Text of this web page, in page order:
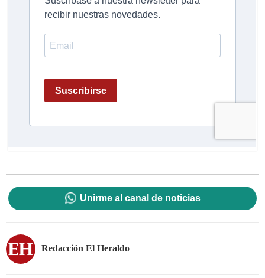
Unirme al canal de noticias
Redacción El Heraldo